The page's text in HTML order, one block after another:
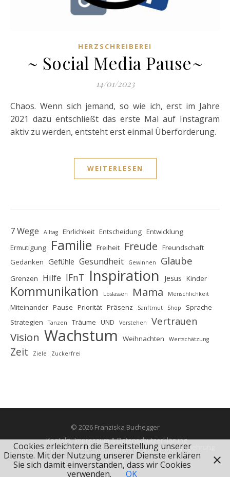
HERZSCHREIBEREI
~ Social Media Pause~
14/01/2023
Chaos. Wenn sich jemand, so wie ich, erst im Jahre
2021 dazu entschließt das erste Mal auf Instagram
aktiv zu werden, entsteht erst einmal Überforderung.
WEITERLESEN
7 Wege Alltag Ehrlichkeit Entscheidung Entwicklung
Ermutigung
Familie Freiheit Freude Freundschaft
Gedanken Gefühle Gesundheit Gewinnen Glaube
Grenzen Hilfe IFnT Inspiration Jesus Kinder
Kommunikation Loslassen Mama Menschlichkeit
Miteinander Pause Priorität Präsenz Sanftmut Shop
Sprache
Strategien
Tanzen Träume UND Verstehen Vertrauen
Vision Wachstum Weihnachten Wertschätzung
Zeit Ziele Zuckerfrei
© 2026 Franziska Buchegger
Kontakt Impressum & Datenschutzerklärung
AGB (Allgemeine Geschäftsbedingungen) Widerrufsbelehrung
Cookies erleichtern die Bereitstellung unserer
Dienste. Mit der Nutzung unserer Dienste erklären
Sie sich damit einverstanden, dass wir Cookies
verwenden.
OK